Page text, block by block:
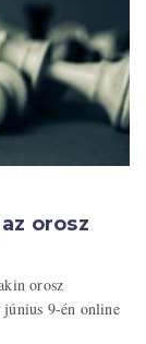
orosz
orosz
június 9-én online